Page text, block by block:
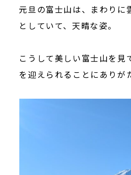
元旦の富士山は、まわりに
としていて、天晴な姿。
こうして美しい富士山を見
を迎えられることにありが